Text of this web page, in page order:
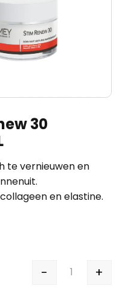
30
te vernieuwen en
en elastine.
Eneomey
- +